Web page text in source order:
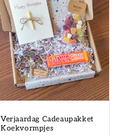
Verjaardag Cadeaupakket
Koekvormpjes